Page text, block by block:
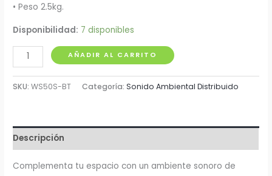
• Peso 2.5kg.
Disponibilidad: 7 disponibles
Unidad
Cabina
5"
DJ
cantidad
AÑADIR AL CARRITO
SKU:WS50S-BT Categoría:Sonido Ambiental Distribuido
Descripción
Complementa tu espacio con un ambiente sonoro de